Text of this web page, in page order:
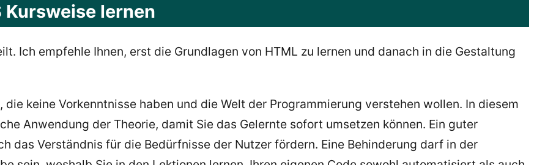
Kursweise lernen
Ich empfehle Ihnen, erst die Grundlagen von HTML zu lernen und danach in die Gestaltung
keine Vorkenntnisse haben und die Welt der Programmierung verstehen wollen. In diesem
Anwendung der Theorie, damit Sie das Gelernte sofort umsetzen können. Ein guter
das Verständnis für die Bedürfnisse der Nutzer fördern. Eine Behinderung darf in der